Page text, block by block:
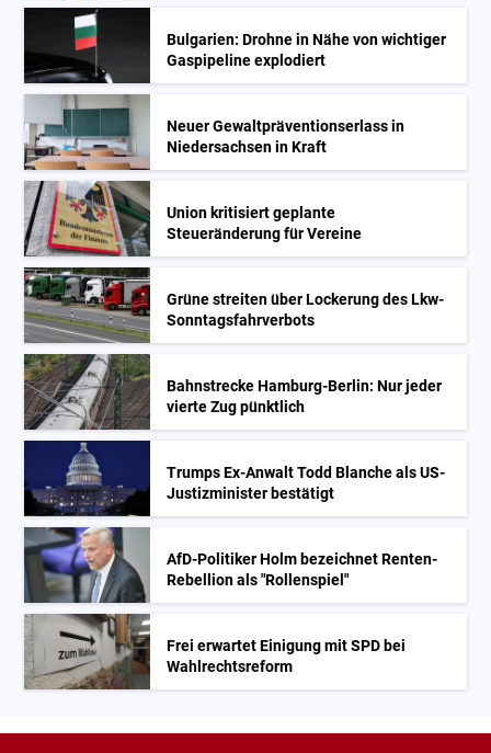
Bulgarien: Drohne in Nähe von wichtiger
Gaspipeline explodiert
Neuer Gewaltpräventionserlass in
Niedersachsen in Kraft
Union kritisiert geplante
Steueränderung für Vereine
Grüne streiten über Lockerung des Lkw-
Sonntagsfahrverbots
Bahnstrecke Hamburg-Berlin: Nur jeder
vierte Zug pünktlich
Trumps Ex-Anwalt Todd Blanche als US-
Justizminister bestätigt
AfD-Politiker Holm bezeichnet Renten-
Rebellion als "Rollenspiel"
Frei erwartet Einigung mit SPD bei
Wahlrechtsreform